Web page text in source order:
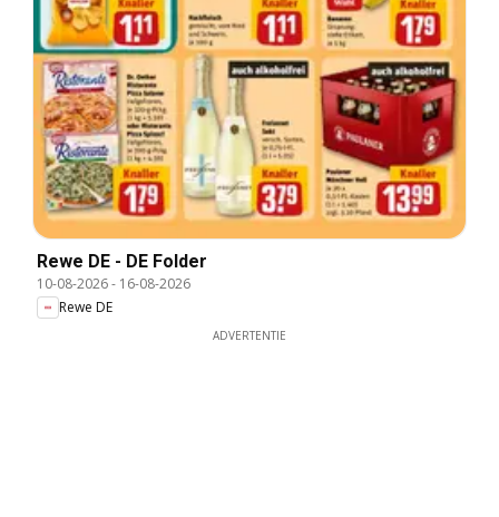
Rewe DE - DE Folder
10-08-2026- 16-08-2026
Rewe DE
ADVERTENTIE